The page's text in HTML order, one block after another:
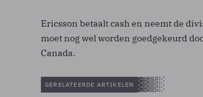
Ericsson betaalt cash en neemt de
moet nog wel worden goedgekeurd
Canada.
GERELATEERDE ARTIKELEN